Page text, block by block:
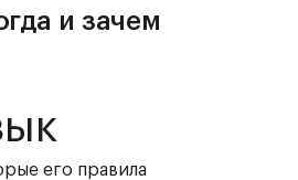
и зачем
его правила